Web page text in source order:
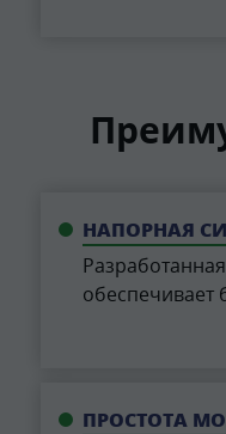
НАПОРНАЯ
обеспечивает
ПРОСТОТА